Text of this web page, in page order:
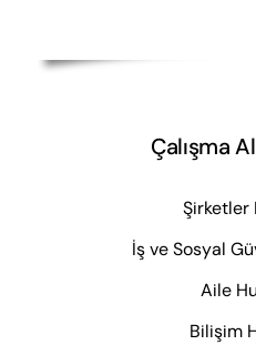
Çalışma
Şirketler
İş ve Sosyal
Aile
Bilişim